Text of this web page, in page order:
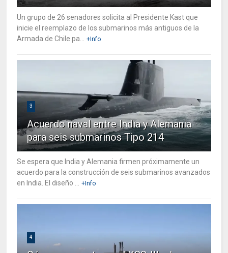
Un grupo de 26 senadores solicita al Presidente Kast que
inicie el reemplazo de los submarinos más antiguos de la
Armada de Chile pa...
+Info
3
Acuerdo naval entre India y Alemania
para seis submarinos Tipo 214
Se espera que India y Alemania firmen próximamente un
acuerdo para la construcción de seis submarinos avanzados
en India. El diseño ...
+Info
4